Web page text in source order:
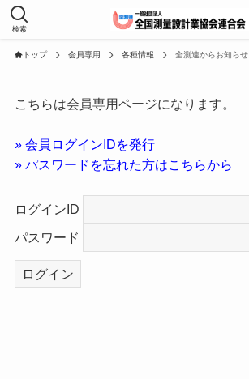
検索
トップ 会員専用 各種情報 全測連からお知らせ
こちらは会員専用ページになります。
» 会員ログインIDを発行
» パスワードを忘れた方はこちらから
ログインID
パスワード